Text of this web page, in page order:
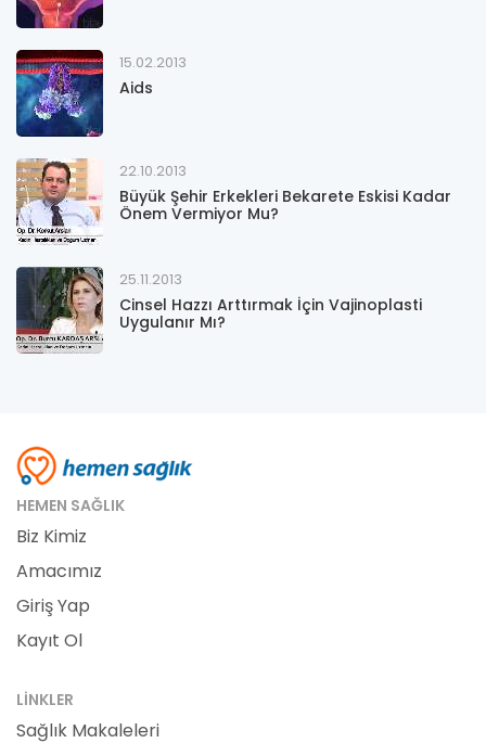
15.02.2013
Aids
22.10.2013
Büyük Şehir Erkekleri Bekarete Eskisi Kadar
Önem Vermiyor Mu?
25.11.2013
Cinsel Hazzı Arttırmak İçin Vajinoplasti
Uygulanır Mı?
HEMEN SAĞLIK
Biz Kimiz
Amacımız
Giriş Yap
Kayıt Ol
LINKLER
Sağlık Makaleleri